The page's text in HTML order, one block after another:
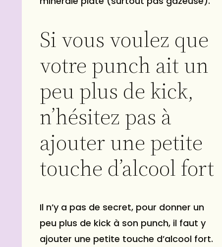
Si vous voulez que
votre punch ait un
peu plus de kick,
n’hésitez pas à
ajouter une petite
touche d’alcool fort
Il n’y a pas de secret, pour donner un
peu plus de kick à son punch, il faut y
ajouter une petite touche d’alcool fort.